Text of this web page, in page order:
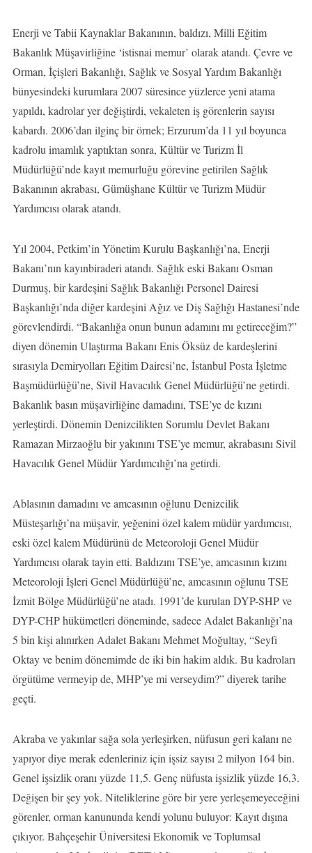
Enerji ve Tabii Kaynaklar Bakanının, baldızı, Milli Eğitim
Bakanlık Müşavirliğine ‘istisnai memur’ olarak atandı. Çevre ve
Orman, İçişleri Bakanlığı, Sağlık ve Sosyal Yardım Bakanlığı
bünyesindeki kurumlara 2007 süresince yüzlerce yeni atama
yapıldı, kadrolar yer değiştirdi, vekaleten iş görenlerin sayısı
kabardı. 2006’dan ilginç bir örnek; Erzurum’da 11 yıl boyunca
kadrolu imamlık yaptıktan sonra, Kültür ve Turizm İl
Müdürlüğü’nde kayıt memurluğu görevine getirilen Sağlık
Bakanının akrabası, Gümüşhane Kültür ve Turizm Müdür
Yardımcısı olarak atandı.
Yıl 2004, Petkim’in Yönetim Kurulu Başkanlığı’na, Enerji
Bakanı’nın kayınbiraderi atandı. Sağlık eski Bakanı Osman
Durmuş, bir kardeşini Sağlık Bakanlığı Personel Dairesi
Başkanlığı’nda diğer kardeşini Ağız ve Diş Sağlığı Hastanesi’nde
görevlendirdi. “Bakanlığa onun bunun adamını mı getireceğim?”
diyen dönemin Ulaştırma Bakanı Enis Öksüz de kardeşlerini
sırasıyla Demiryolları Eğitim Dairesi’ne, İstanbul Posta İşletme
Başmüdürlüğü’ne, Sivil Havacılık Genel Müdürlüğü’ne getirdi.
Bakanlık basın müşavirliğine damadını, TSE’ye de kızını
yerleştirdi. Dönemin Denizcilikten Sorumlu Devlet Bakanı
Ramazan Mirzaoğlu bir yakınını TSE’ye memur, akrabasını Sivil
Havacılık Genel Müdür Yardımcılığı’na getirdi.
Ablasının damadını ve amcasının oğlunu Denizcilik
Müsteşarlığı’na müşavir, yeğenini özel kalem müdür yardımcısı,
eski özel kalem Müdürünü de Meteoroloji Genel Müdür
Yardımcısı olarak tayin etti. Baldızını TSE’ye, amcasının kızını
Meteoroloji İşleri Genel Müdürlüğü’ne, amcasının oğlunu TSE
İzmit Bölge Müdürlüğü’ne atadı. 1991’de kurulan DYP-SHP ve
DYP-CHP hükümetleri döneminde, sadece Adalet Bakanlığı’na
5 bin kişi alınırken Adalet Bakanı Mehmet Moğultay, “Seyfi
Oktay ve benim dönemimde de iki bin hakim aldık. Bu kadroları
örgütüme vermeyip de, MHP’ye mi verseydim?” diyerek tarihe
geçti.
Akraba ve yakınlar sağa sola yerleşirken, nüfusun geri kalanı ne
yapıyor diye merak edenleriniz için işsiz sayısı 2 milyon 164 bin.
Genel işsizlik oranı yüzde 11,5. Genç nüfusta işsizlik yüzde 16,3.
Değişen bir şey yok. Niteliklerine göre bir yere yerleşemeyeceğini
görenler, orman kanununda kendi yolunu buluyor: Kayıt dışına
çıkıyor. Bahçeşehir Üniversitesi Ekonomik ve Toplumsal